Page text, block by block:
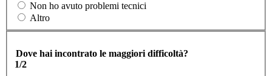
Non ho avuto problemi tecnici
Altro
Dove hai incontrato le maggiori difficoltà?
1/2